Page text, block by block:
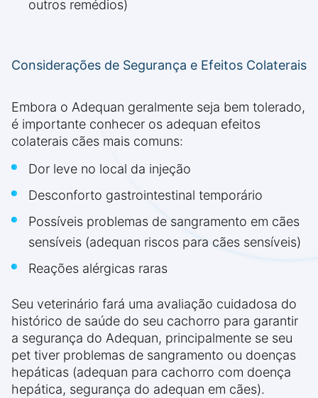
outros remédios)
Considerações de Segurança e Efeitos Colaterais
Embora o Adequan geralmente seja bem tolerado,
é importante conhecer os adequan efeitos
colaterais cães mais comuns:
Dor leve no local da injeção
Desconforto gastrointestinal temporário
Possíveis problemas de sangramento em cães
sensíveis (adequan riscos para cães sensíveis)
Reações alérgicas raras
Seu veterinário fará uma avaliação cuidadosa do
histórico de saúde do seu cachorro para garantir
a segurança do Adequan, principalmente se seu
pet tiver problemas de sangramento ou doenças
hepáticas (adequan para cachorro com doença
hepática, segurança do adequan em cães).